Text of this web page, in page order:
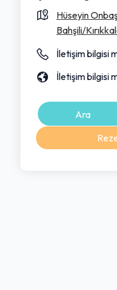
Hüseyin
Bahşili/
İletişim bilgisi
İletişim bilgisi
Ara